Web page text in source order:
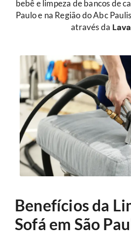
bebê e limpeza de bancos de
Paulo e na Região do Abc
através da
Benefícios da
Sofá em São